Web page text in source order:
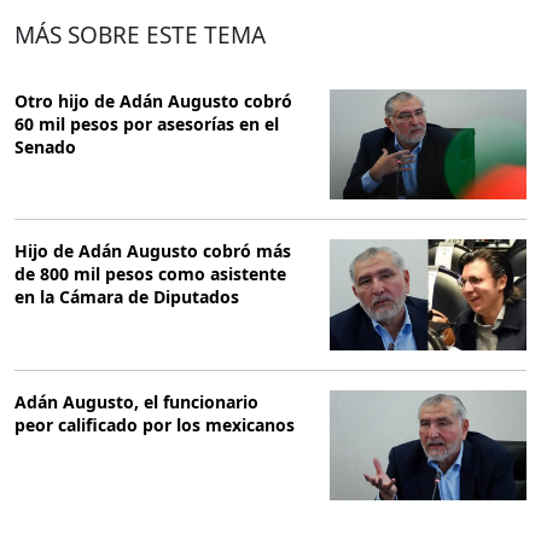
MÁS SOBRE ESTE TEMA
Otro hijo de Adán Augusto cobró
60 mil pesos por asesorías en el
Senado
Hijo de Adán Augusto cobró más
de 800 mil pesos como asistente
en la Cámara de Diputados
Adán Augusto, el funcionario
peor calificado por los mexicanos